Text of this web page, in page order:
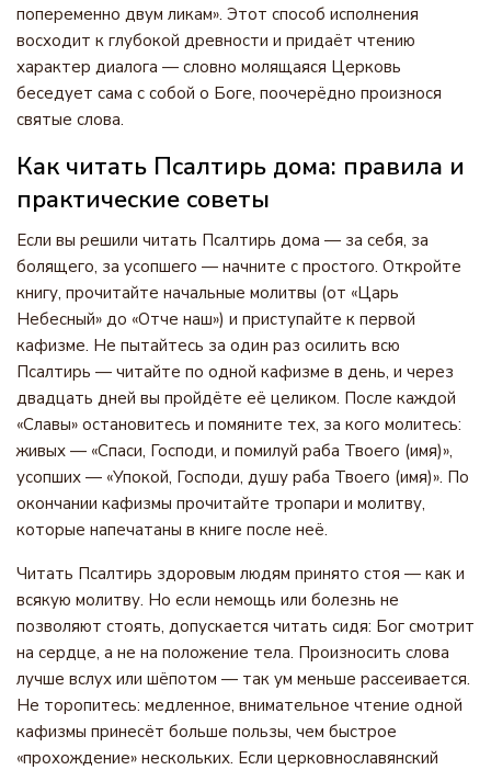
попеременно двум ликам». Этот способ исполнения
восходит к глубокой древности и придаёт чтению
характер диалога — словно молящаяся Церковь
беседует сама с собой о Боге, поочерёдно произнося
святые слова.
Как читать Псалтирь дома: правила и
практические советы
Если вы решили читать Псалтирь дома — за себя, за
болящего, за усопшего — начните с простого. Откройте
книгу, прочитайте начальные молитвы (от «Царь
Небесный» до «Отче наш») и приступайте к первой
кафизме. Не пытайтесь за один раз осилить всю
Псалтирь — читайте по одной кафизме в день, и через
двадцать дней вы пройдёте её целиком. После каждой
«Славы» остановитесь и помяните тех, за кого молитесь:
живых — «Спаси, Господи, и помилуй раба Твоего (имя)»,
усопших — «Упокой, Господи, душу раба Твоего (имя)». По
окончании кафизмы прочитайте тропари и молитву,
которые напечатаны в книге после неё.
Читать Псалтирь здоровым людям принято стоя — как и
всякую молитву. Но если немощь или болезнь не
позволяют стоять, допускается читать сидя: Бог смотрит
на сердце, а не на положение тела. Произносить слова
лучше вслух или шёпотом — так ум меньше рассеивается.
Не торопитесь: медленное, внимательное чтение одной
кафизмы принесёт больше пользы, чем быстрое
«прохождение» нескольких. Если церковнославянский